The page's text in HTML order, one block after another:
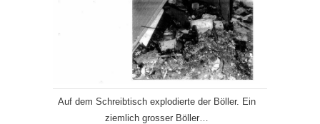
Auf dem Schreibtisch explodierte der Böller. Ein
ziemlich grosser Böller…